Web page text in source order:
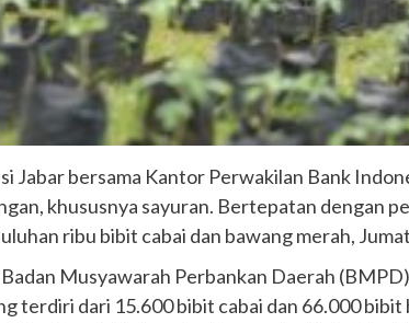
Jabar bersama Kantor Perwakilan Bank
khususnya sayuran. Bertepatan dengan
ribu bibit cabai dan bawang merah,
Musyawarah Perbankan Daerah
terdiri dari 15.600 bibit cabai dan 66.000 bibit